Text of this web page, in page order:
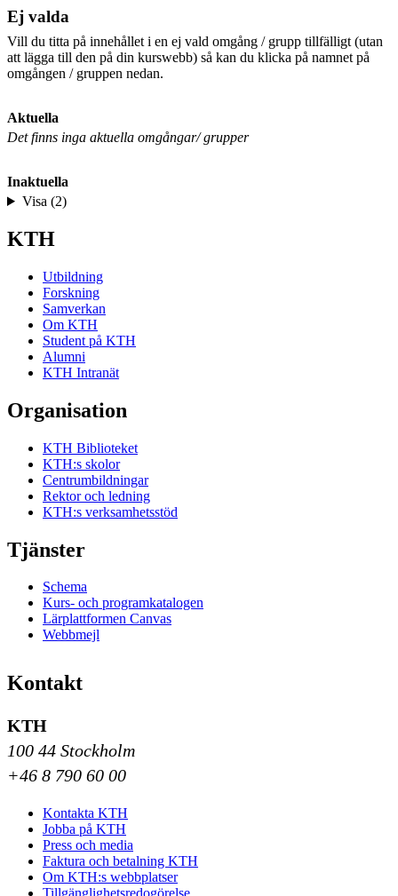
Ej valda
Vill du titta på innehållet i en ej vald omgång / grupp tillfälligt (utan
att lägga till den på din kurswebb) så kan du klicka på namnet på
omgången / gruppen nedan.
Aktuella
Det finns inga aktuella omgångar/ grupper
Inaktuella
Visa (2)
KTH
Utbildning
Forskning
Samverkan
Om KTH
Student på KTH
Alumni
KTH Intranät
Organisation
KTH Biblioteket
KTH:s skolor
Centrumbildningar
Rektor och ledning
KTH:s verksamhetsstöd
Tjänster
Schema
Kurs- och programkatalogen
Lärplattformen Canvas
Webbmejl
Kontakt
KTH
100 44 Stockholm
+46 8 790 60 00
Kontakta KTH
Jobba på KTH
Press och media
Faktura och betalning KTH
Om KTH:s webbplatser